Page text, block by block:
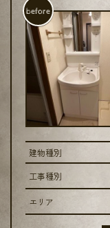
before
建物種別
工事種別
エリア